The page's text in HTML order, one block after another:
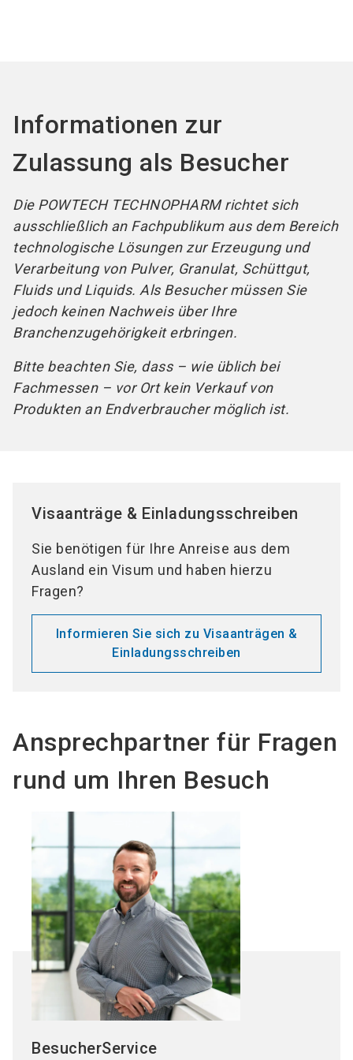
Informationen zur
Zulassung als Besucher
Die POWTECH TECHNOPHARM richtet sich
ausschließlich an Fachpublikum aus dem Bereich
technologische Lösungen zur Erzeugung und
Verarbeitung von Pulver, Granulat, Schüttgut,
Fluids und Liquids. Als Besucher müssen Sie
jedoch keinen Nachweis über Ihre
Branchenzugehörigkeit erbringen.
Bitte beachten Sie, dass – wie üblich bei
Fachmessen – vor Ort kein Verkauf von
Produkten an Endverbraucher möglich ist.
Visaanträge & Einladungsschreiben
Sie benötigen für Ihre Anreise aus dem
Ausland ein Visum und haben hierzu
Fragen?
Informieren Sie sich zu Visaanträgen &
Einladungsschreiben
Ansprechpartner für Fragen
rund um Ihren Besuch
BesucherService